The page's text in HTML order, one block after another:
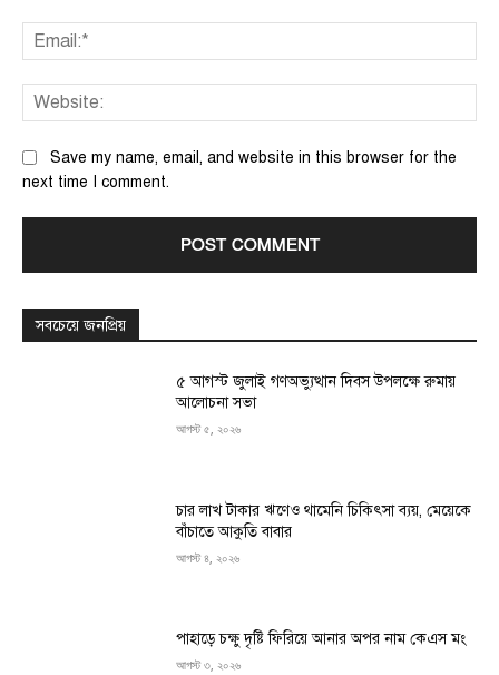
Save my name, email, and website in this browser for the
next time I comment.
সবচেয়ে জনপ্রিয়
৫ আগস্ট জুলাই গণঅভ্যুত্থান দিবস উপলক্ষে রুমায়
আলোচনা সভা
আগস্ট ৫, ২০২৬
চার লাখ টাকার ঋণেও থামেনি চিকিৎসা ব্যয়, মেয়েকে
বাঁচাতে আকুতি বাবার
আগস্ট ৪, ২০২৬
পাহাড়ে চক্ষু দৃষ্টি ফিরিয়ে আনার অপর নাম কেএস মং
আগস্ট ৩, ২০২৬